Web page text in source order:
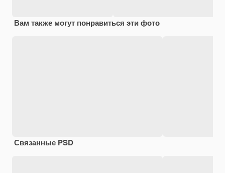
Вам также могут понравиться эти фото
Связанные PSD